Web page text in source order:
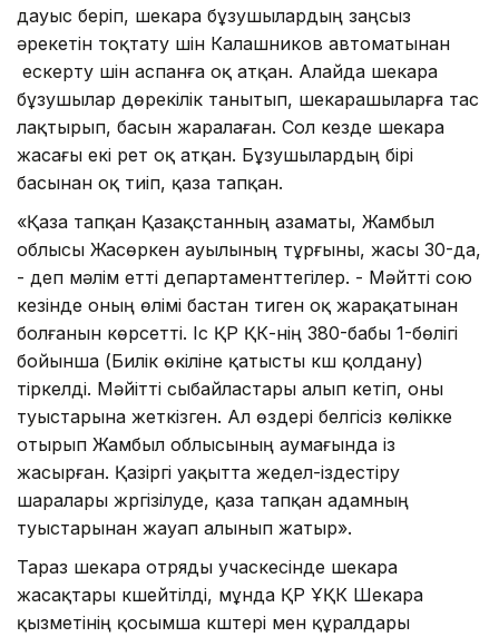
дауыс беріп, шекара бұзушылардың заңсыз
әрекетін тоқтату үшін Калашников автоматынан
ескерту үшін аспанға оқ атқан. Алайда шекара
бұзушылар дөрекілік танытып, шекарашыларға тас
лақтырып, басын жаралаған. Сол кезде шекара
жасағы екі рет оқ атқан. Бұзушылардың бірі
басынан оқ тиіп, қаза тапқан.
«Қаза тапқан Қазақстанның азаматы, Жамбыл
облысы Жасөркен ауылының тұрғыны, жасы 30-да,
- деп мәлім етті департаменттегілер. - Мәйтті сою
кезінде оның өлімі бастан тиген оқ жарақатынан
болғанын көрсетті. Іс ҚР ҚК-нің 380-бабы 1-бөлігі
бойынша (Билік өкiлiне қатысты күш қолдану)
тіркелді. Мәйітті сыбайластары алып кетіп, оны
туыстарына жеткізген. Ал өздері белгісіз көлікке
отырып Жамбыл облысының аумағында із
жасырған. Қазіргі уақытта жедел-іздестіру
шаралары жүргізілуде, қаза тапқан адамның
туыстарынан жауап алынып жатыр».
Тараз шекара отряды учаскесінде шекара
жасақтары күшейтілді, мұнда ҚР ҰҚК Шекара
қызметінің қосымша күштері мен құралдары